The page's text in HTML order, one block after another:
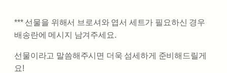
*** 선물을 위해서 브로셔와 엽서 세트가 필요하신 경우
배송란에 메시지 남겨주세요.
선물이라고 말씀해주시면 더욱 섬세하게 준비해드릴게
요!